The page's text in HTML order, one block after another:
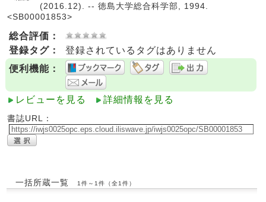
(2016.12). -- 徳島大学総合科学部, 1994.
<SB00001853>
総合評価：
登録タグ：
登録されているタグはありません
便利機能：
レビューを見る 詳細情報を見る
書誌URL：
一括所蔵一覧 1件～1件（全1件）